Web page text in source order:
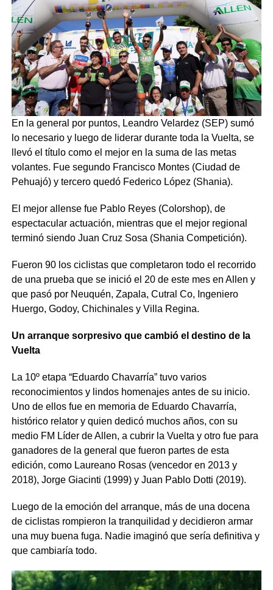
En la general por puntos, Leandro Velardez (SEP) sumó
lo necesario y luego de liderar durante toda la Vuelta, se
llevó el título como el mejor en la suma de las metas
volantes. Fue segundo Francisco Montes (Ciudad de
Pehuajó) y tercero quedó Federico López (Shania).
El mejor allense fue Pablo Reyes (Colorshop), de
espectacular actuación, mientras que el mejor regional
terminó siendo Juan Cruz Sosa (Shania Competición).
Fueron 90 los ciclistas que completaron todo el recorrido
de una prueba que se inició el 20 de este mes en Allen y
que pasó por Neuquén, Zapala, Cutral Co, Ingeniero
Huergo, Godoy, Chichinales y Villa Regina.
Un arranque sorpresivo que cambió el destino de la
Vuelta
La 10º etapa “Eduardo Chavarría” tuvo varios
reconocimientos y lindos homenajes antes de su inicio.
Uno de ellos fue en memoria de Eduardo Chavarría,
histórico relator y quien dedicó muchos años, con su
medio FM Líder de Allen, a cubrir la Vuelta y otro fue para
ganadores de la general que fueron partes de esta
edición, como Laureano Rosas (vencedor en 2013 y
2018), Jorge Giacinti (1999) y Juan Pablo Dotti (2019).
Luego de la emoción del arranque, más de una docena
de ciclistas rompieron la tranquilidad y decidieron armar
una muy buena fuga. Nadie imaginó que sería definitiva y
que cambiaría todo.